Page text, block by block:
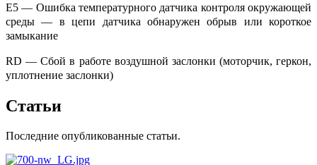
E5 — Ошибка температурного датчика контроля окружающей
среды — в цепи датчика обнаружен обрыв или короткое
замыкание
RD — Сбой в работе воздушной заслонки (моторчик, геркон,
уплотнение заслонки)
Статьи
Последние опубликованные статьи.